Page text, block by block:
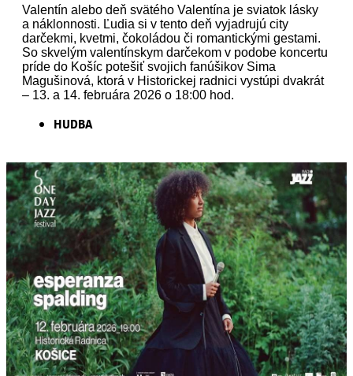
Valentín alebo deň svätého Valentína je sviatok lásky
a náklonnosti. Ľudia si v tento deň vyjadrujú city
darčekmi, kvetmi, čokoládou či romantickými gestami.
So skvelým valentínskym darčekom v podobe koncertu
príde do Košíc potešiť svojich fanúšikov Sima
Magušinová, ktorá v Historickej radnici vystúpi dvakrát
– 13. a 14. februára 2026 o 18:00 hod.
HUDBA